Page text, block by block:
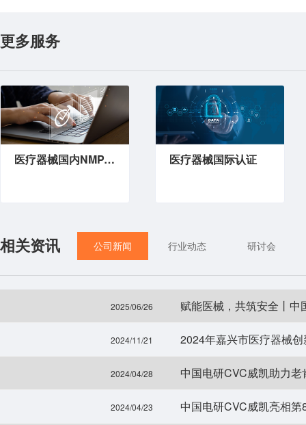
更多服务
医疗器械国内NMPA注册 医疗器械国际认证
相关资讯 公司新闻 行业动态 研讨会
2025/06/26 赋能医械，共筑安全丨
2024/11/21 2024年嘉兴市医疗器械
2024/04/28 中国电研CVC威凯助力
2024/04/23 中国电研CVC威凯亮相